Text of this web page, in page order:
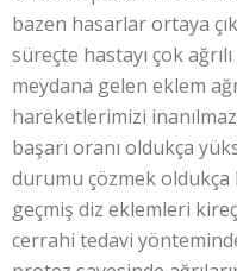
bazen hasarlar ortaya
süreçte hastayı çok
meydana gelen eklem
hareketlerimizi
başarı oranı oldukça
durumu çözmek oldukça
geçmiş diz eklemleri
cerrahi tedavi